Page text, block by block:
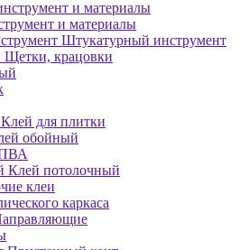
и материалы
Штукатурный инструмент
Щетки, крацовки
Клей для плитки
обойный
Клей потолочный
клеи
каркаса